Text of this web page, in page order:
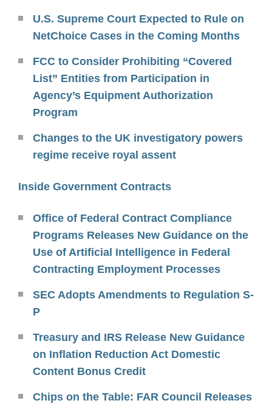
U.S. Supreme Court Expected to Rule on
NetChoice Cases in the Coming Months
FCC to Consider Prohibiting “Covered
List” Entities from Participation in
Agency’s Equipment Authorization
Program
Changes to the UK investigatory powers
regime receive royal assent
Inside Government Contracts
Office of Federal Contract Compliance
Programs Releases New Guidance on the
Use of Artificial Intelligence in Federal
Contracting Employment Processes
SEC Adopts Amendments to Regulation S-
P
Treasury and IRS Release New Guidance
on Inflation Reduction Act Domestic
Content Bonus Credit
Chips on the Table: FAR Council Releases